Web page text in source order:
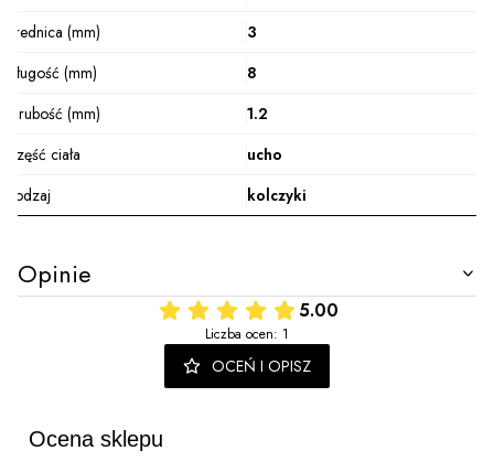
Średnica (mm)
3
Długość (mm)
8
Grubość (mm)
1.2
Część ciała
ucho
Rodzaj
kolczyki
Opinie
5.00
Liczba ocen: 1
OCEŃ I OPISZ
Ocena sklepu